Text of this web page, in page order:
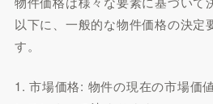
以下に、一般的な物件価格の決定
す。
1. 市場価格: 物件の現在の市場価